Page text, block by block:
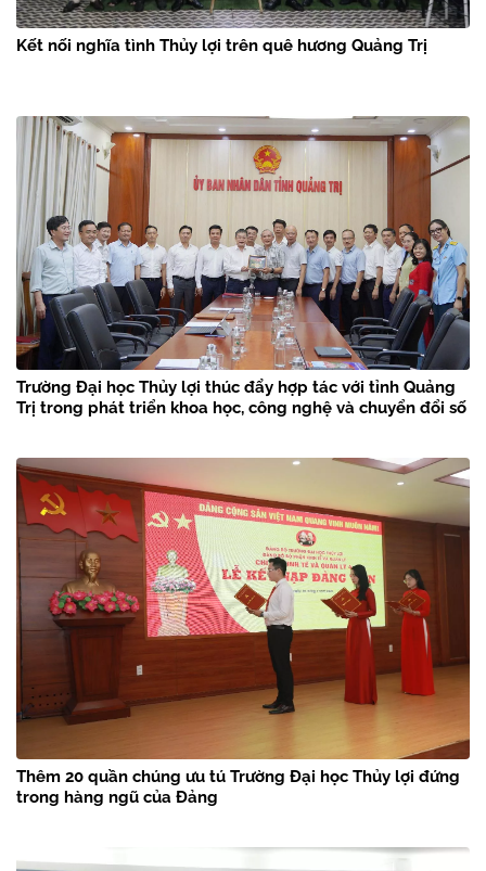
Kết nối nghĩa tình Thủy lợi trên quê hương Quảng Trị
Trường Đại học Thủy lợi thúc đẩy hợp tác với tỉnh Quảng
Trị trong phát triển khoa học, công nghệ và chuyển đổi số
Thêm 20 quần chúng ưu tú Trường Đại học Thủy lợi đứng
trong hàng ngũ của Đảng